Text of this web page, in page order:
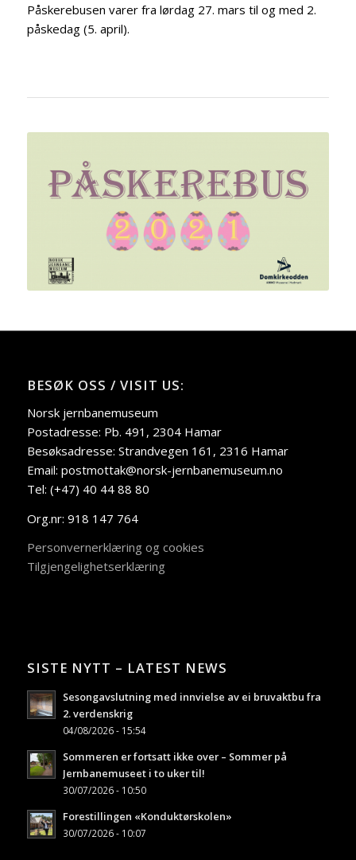
Påskerebusen varer fra lørdag 27. mars til og med 2.
påskedag (5. april).
BESØK OSS / VISIT US:
Norsk jernbanemuseum
Postadresse: Pb. 491, 2304 Hamar
Besøksadresse: Strandvegen 161, 2316 Hamar
Email: postmottak@norsk-jernbanemuseum.no
Tel: (+47) 40 44 88 80
Org.nr: 918 147 764
Personvernerklæring og cookies
Tilgjengelighetserklæring
SISTE NYTT – LATEST NEWS
Sesongavslutning med innvielse av ei bruvaktbu fra
2. verdenskrig
04/08/2026 - 15:54
Sommeren er fortsatt ikke over – Sommer på
Jernbanemuseet i to uker til!
30/07/2026 - 10:50
Forestillingen «Konduktørskolen»
30/07/2026 - 10:07